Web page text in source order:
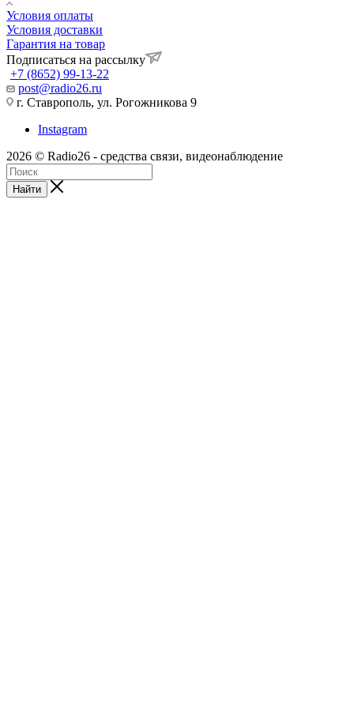
Условия оплаты
Условия доставки
Гарантия на товар
Подписаться на рассылку
+7 (8652) 99-13-22
post@radio26.ru
г. Ставрополь, ул. Рогожникова 9
Instagram
2026 © Radio26 - средства связи, видеонаблюдение
Найти